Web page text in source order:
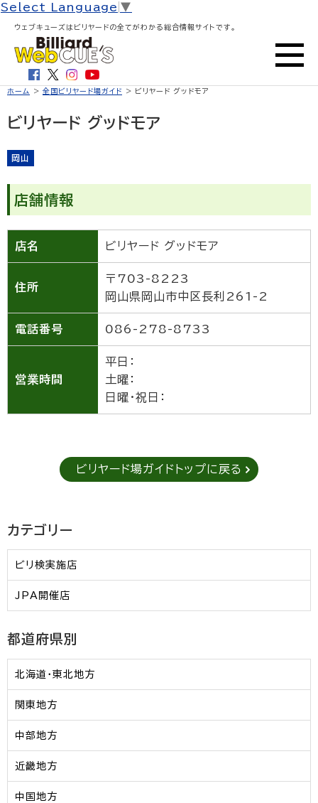
Select Language ▼
ウェブキューズはビリヤードの全てがわかる総合情報サイトです。
ホーム > 全国ビリヤード場ガイド > ビリヤード グッドモア
ビリヤード グッドモア
岡山
店舗情報
店名 ビリヤード グッドモア
住所
〒703-8223
岡山県岡山市中区長利261-2
電話番号 086-278-8733
営業時間
平日：
土曜：
日曜・祝日：
ビリヤード場ガイドトップに戻る
カテゴリー
ビリ検実施店
JPA開催店
都道府県別
北海道・東北地方
関東地方
中部地方
近畿地方
中国地方